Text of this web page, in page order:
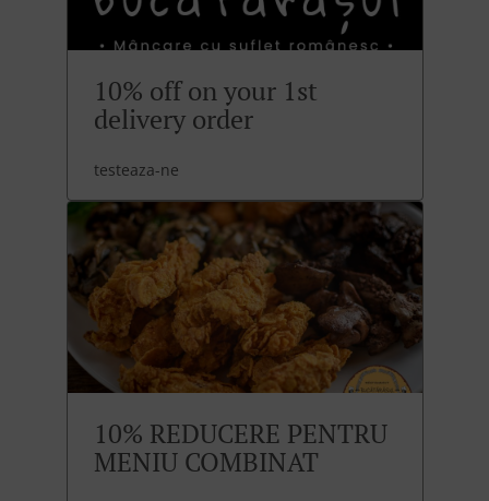
10% off on your 1st
delivery order
testeaza-ne
10% REDUCERE PENTRU
MENIU COMBINAT